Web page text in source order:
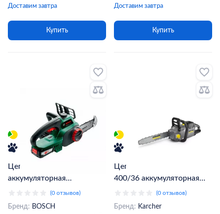
Доставим завтра
Купить
Доставим завтра
Купить
Цепная пила BOSCH
аккумуляторная
UniversalChain
(0.600.8B8.000)
(0 отзывов)
Бренд: BOSCH
Цепная пила Karcher CS
400/36 аккумуляторная
36В 7.5Ач 400мм 3/8
(1.042-505.0)
(0 отзывов)
Бренд: Karcher